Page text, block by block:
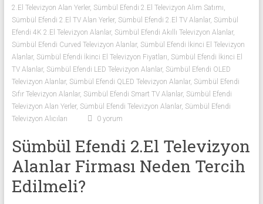
İkinci
El
Sıfır
Televizyon
Alanlar ile
iletişim
kurarak
2.
el
hemen
bize
satarak
nakit
2.El Televizyon Alan Yerler, Sümbül Efendi 2.El Televizyon Alım Satımı,
Sümbül Efendi 2.El TV Alan Yerler, Sümbül Efendi 2.El TV Alanlar, Sümbül
Efendi 4K 2.El Televizyon Alanlar, Sümbül Efendi Akıllı Televizyon Alanlar,
Sümbül Efendi Curved Televizyon Alanlar, Sümbül Efendi İkinci El Televizyon
Alanlar, Sümbül Efendi İkinci El Televizyon Fiyatları, Sümbül Efendi İkinci El
TV Alanlar, Sümbül Efendi LED Televizyon Alanlar, Sümbül Efendi OLED
Televizyon Alanlar, Sümbül Efendi QLED Televizyon Alanlar, Sümbül Efendi
Sıfır Televizyon Alanlar, Sümbül Efendi Smart TV Alanlar, Sümbül Efendi
Televizyon Alan Yerler, Sümbül Efendi Televizyon Alanlar, Sümbül Efendi
Televizyon Alıcıları
0 yorum
Sümbül Efendi 2.El Televizyon
Alanlar Firması Neden Tercih
Edilmeli?